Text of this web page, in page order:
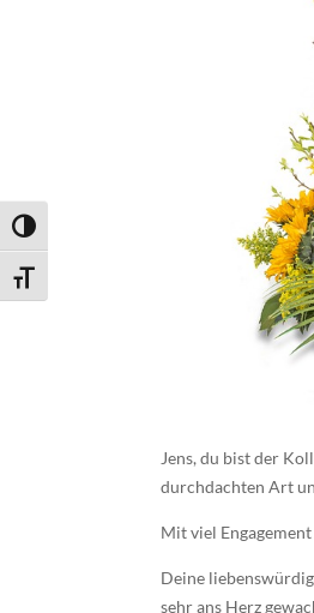
Umschalten auf hohe Kontraste
Schrift vergrößern
Jens, du bist der
durchdachten Art
Mit viel
Deine
sehr ans Herz